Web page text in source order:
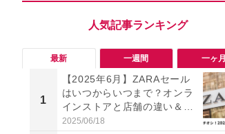
最新 一週間 一ヶ月
1
【2025年6月】ZARAセール
はいつからいつまで？オンラ
インストアと店舗の違い＆最
終値下げ時期や攻略法まとめ
2025/06/18